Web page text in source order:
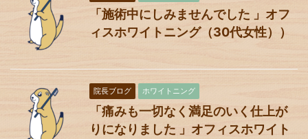
「施術中にしみませんでした 」オフ
ィスホワイトニング（30代女性））
院長ブログ ホワイトニング
「痛みも一切なく満足のいく仕上が
りになりました 」オフィスホワイト